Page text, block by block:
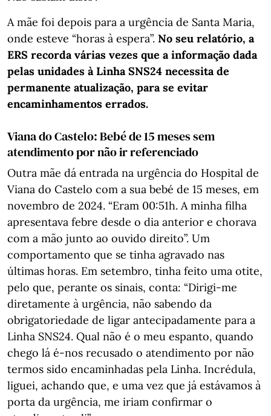
A mãe foi depois para a urgência de Santa Maria,
onde esteve “horas à espera”. No seu relatório, a
ERS recorda várias vezes que a informação dada
pelas unidades à Linha SNS24 necessita de
permanente atualização, para se evitar
encaminhamentos errados.
Viana do Castelo: Bebé de 15 meses sem
atendimento por não ir referenciado
Outra mãe dá entrada na urgência do Hospital de
Viana do Castelo com a sua bebé de 15 meses, em
novembro de 2024. “Eram 00:51h. A minha filha
apresentava febre desde o dia anterior e chorava
com a mão junto ao ouvido direito”. Um
comportamento que se tinha agravado nas
últimas horas. Em setembro, tinha feito uma otite,
pelo que, perante os sinais, conta: “Dirigi-me
diretamente à urgência, não sabendo da
obrigatoriedade de ligar antecipadamente para a
Linha SNS24. Qual não é o meu espanto, quando
chego lá é-nos recusado o atendimento por não
termos sido encaminhadas pela Linha. Incrédula,
liguei, achando que, e uma vez que já estávamos à
porta da urgência, me iriam confirmar o